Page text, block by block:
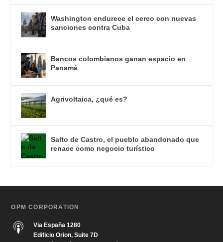
Washington endurece el cerco con nuevas
sanciones contra Cuba
Bancos colombianos ganan espacio en
Panamá
Agrivoltaica, ¿qué es?
Salto de Castro, el pueblo abandonado que
renace como negocio turístico
OPM CORPORATION
Via España 1280
Edificio Orion, Suite 7D